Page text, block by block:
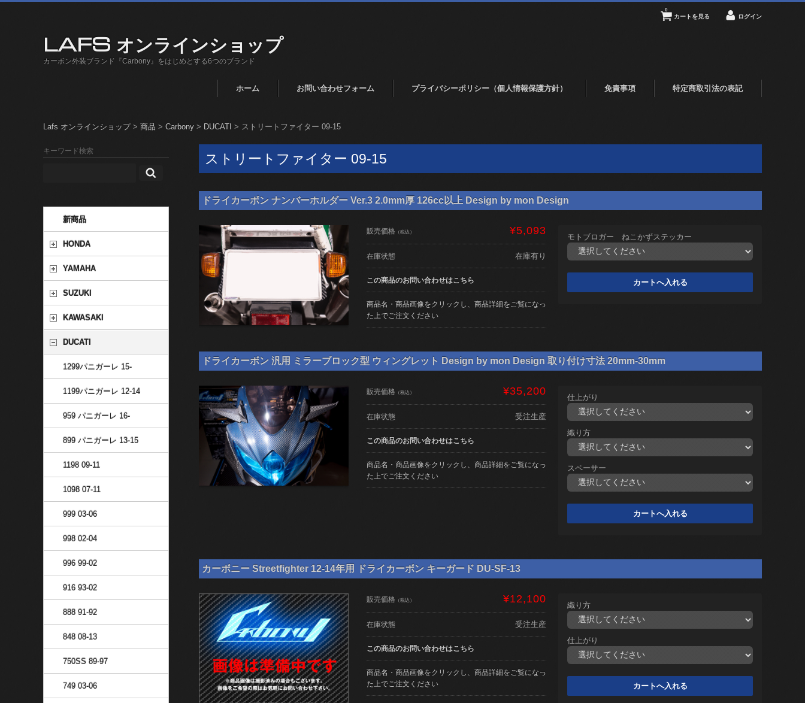
LAFS オンラインショップ
カーボン外装ブランド『Carbony』をはじめとする6つのブランド
カートを見る
0
ログイン
ホーム お問い合わせフォーム プライバシーポリシー（個人情報保護方針） 免責事項 特定商取引法の表記
Lafs オンラインショップ> 商品 > Carbony > DUCATI > ストリートファイター 09-15
ストリートファイター 09-15
ドライカーボン ナンバーホルダー Ver.3 2.0mm厚 126cc以上 Design by mon Design
販売価格 （税込） ¥5,093
在庫状態 在庫有り
この商品のお問い合わせはこちら
商品名・商品画像をクリックし、商品詳細をご覧になっ
た上でご注文ください
モトブロガー ねこかずステッカー
ドライカーボン 汎用 ミラーブロック型 ウィングレット Design by mon Design 取り付け寸法 20mm-30mm
販売価格 （税込） ¥35,200
在庫状態 受注生産
この商品のお問い合わせはこちら
商品名・商品画像をクリックし、商品詳細をご覧になっ
た上でご注文ください
仕上がり
織り方
スペーサー
カーボニー Streetfighter 12-14年用 ドライカーボン キーガード DU-SF-13
販売価格 （税込） ¥12,100
在庫状態 受注生産
この商品のお問い合わせはこちら
商品名・商品画像をクリックし、商品詳細をご覧になっ
た上でご注文ください
織り方
仕上がり
キーワード検索
新商品
HONDA
YAMAHA
SUZUKI
KAWASAKI
DUCATI
1299パニガーレ 15-
1199パニガーレ 12-14
959 パニガーレ 16-
899 パニガーレ 13-15
1198 09-11
1098 07-11
999 03-06
998 02-04
996 99-02
916 93-02
888 91-92
848 08-13
750SS 89-97
749 03-06